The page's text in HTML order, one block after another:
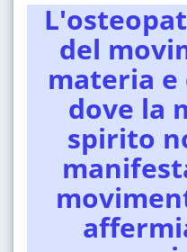
del
materia
dove la
spirito